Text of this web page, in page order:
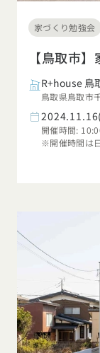
家づくり勉強会
【鳥取市
R+house 鳥
鳥取県鳥取市
開催時間:
※開催時間は